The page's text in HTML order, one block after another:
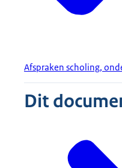
Afspraken scholing,
Dit